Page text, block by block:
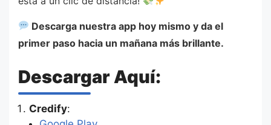
Descarga nuestra app hoy mismo y da el
primer paso hacia un mañana más brillante.
Descargar Aquí:
Credify: